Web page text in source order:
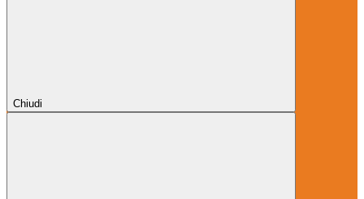
Chiudi